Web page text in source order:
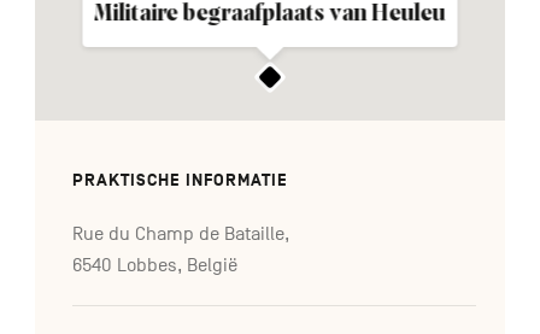
Militaire begraafplaats van Heuleu
PRAKTISCHE INFORMATIE
Rue du Champ de Bataille,
6540 Lobbes, België